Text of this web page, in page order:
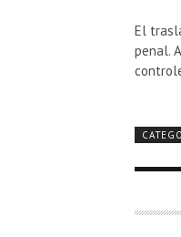
El
penal.